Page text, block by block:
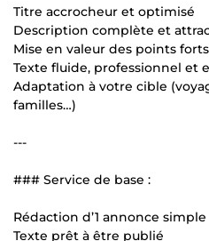
Titre accrocheur et optimisé
Description complète et
Mise en valeur des points
Texte fluide, professionnel et
Adaptation à votre cible
familles…)
---
### Service de base :
Rédaction d’1 annonce simple
Texte prêt à être publié